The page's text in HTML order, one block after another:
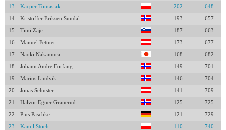
13 Kacper Tomasiak 202 -648
14 Kristoffer Eriksen Sundal 193 -657
15 Timi Zajc 187 -663
16 Manuel Fettner 173 -677
17 Naoki Nakamura 168 -682
18 Johann Andre Forfang 149 -701
19 Marius Lindvik 146 -704
20 Jonas Schuster 141 -709
21 Halvor Egner Granerud 125 -725
22 Pius Paschke 121 -729
23 Kamil Stoch 110 -740